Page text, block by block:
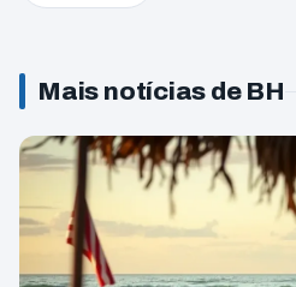
Mais notícias de BH